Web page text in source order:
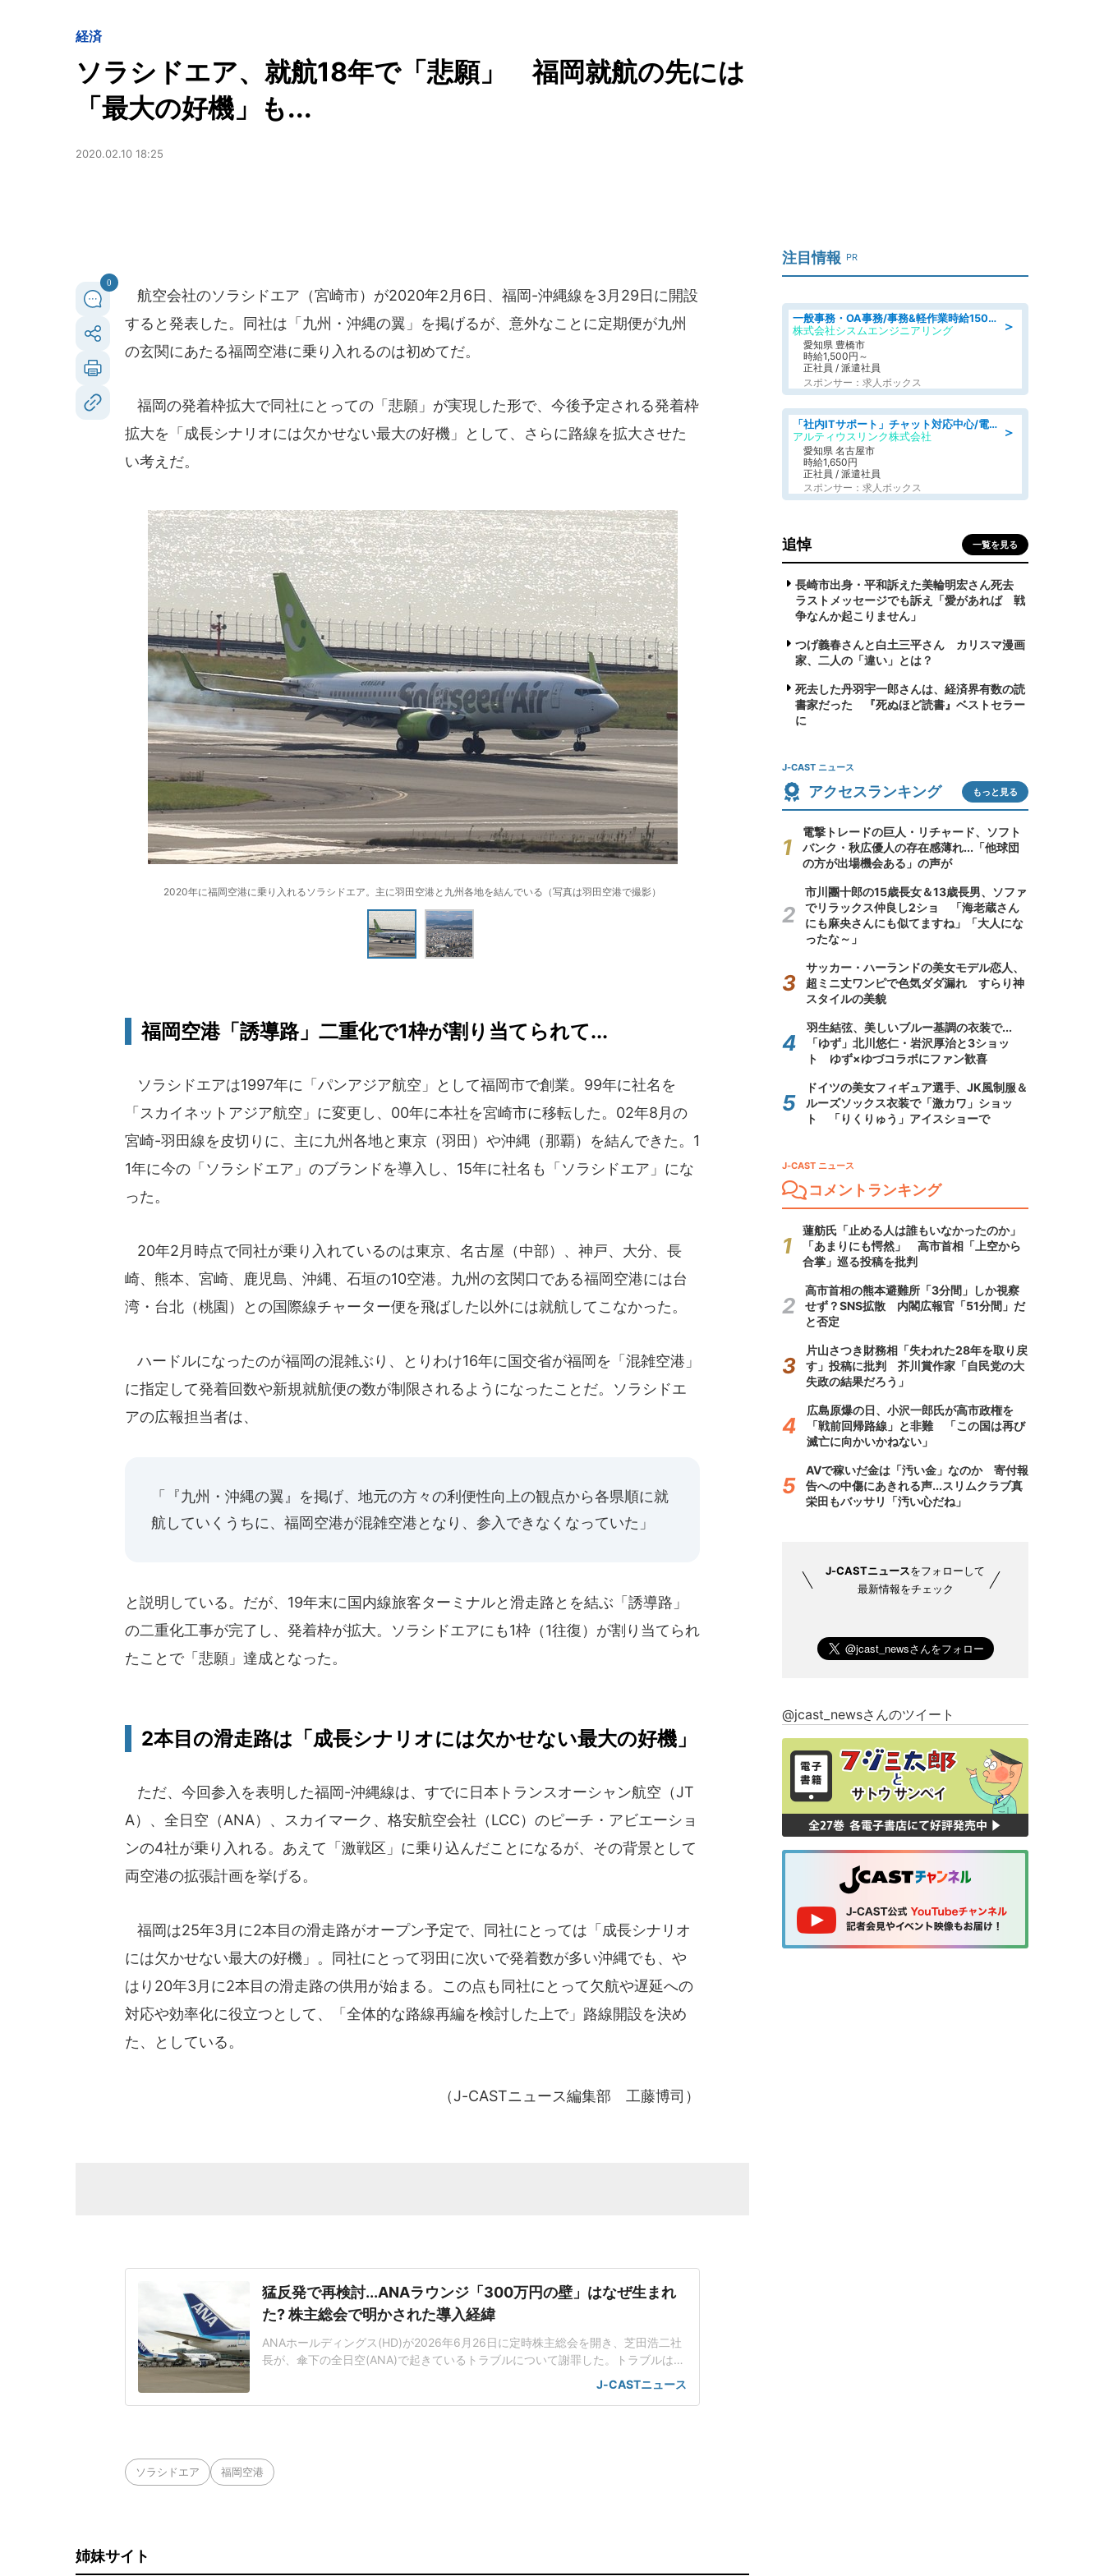
経済
ソラシドエア、就航18年で「悲願」 福岡就航の先には
「最大の好機」も...
2020.02.10 18:25
0
航空会社のソラシドエア（宮崎市）が2020年2月6日、福岡-沖縄線を3月29日に開設
すると発表した。同社は「九州・沖縄の翼」を掲げるが、意外なことに定期便が九州
の玄関にあたる福岡空港に乗り入れるのは初めてだ。
福岡の発着枠拡大で同社にとっての「悲願」が実現した形で、今後予定される発着枠
拡大を「成長シナリオには欠かせない最大の好機」として、さらに路線を拡大させた
い考えだ。
2020年に福岡空港に乗り入れるソラシドエア。主に羽田空港と九州各地を結んでいる（写真は羽田空港で撮影）
福岡空港「誘導路」二重化で1枠が割り当てられて...
ソラシドエアは1997年に「パンアジア航空」として福岡市で創業。99年に社名を
「スカイネットアジア航空」に変更し、00年に本社を宮崎市に移転した。02年8月の
宮崎-羽田線を皮切りに、主に九州各地と東京（羽田）や沖縄（那覇）を結んできた。1
1年に今の「ソラシドエア」のブランドを導入し、15年に社名も「ソラシドエア」にな
った。
20年2月時点で同社が乗り入れているのは東京、名古屋（中部）、神戸、大分、長
崎、熊本、宮崎、鹿児島、沖縄、石垣の10空港。九州の玄関口である福岡空港には台
湾・台北（桃園）との国際線チャーター便を飛ばした以外には就航してこなかった。
ハードルになったのが福岡の混雑ぶり、とりわけ16年に国交省が福岡を「混雑空港」
に指定して発着回数や新規就航便の数が制限されるようになったことだ。ソラシドエ
アの広報担当者は、
「『九州・沖縄の翼』を掲げ、地元の方々の利便性向上の観点から各県順に就
航していくうちに、福岡空港が混雑空港となり、参入できなくなっていた」
と説明している。だが、19年末に国内線旅客ターミナルと滑走路とを結ぶ「誘導路」
の二重化工事が完了し、発着枠が拡大。ソラシドエアにも1枠（1往復）が割り当てられ
たことで「悲願」達成となった。
2本目の滑走路は「成長シナリオには欠かせない最大の好機」
ただ、今回参入を表明した福岡-沖縄線は、すでに日本トランスオーシャン航空（JT
A）、全日空（ANA）、スカイマーク、格安航空会社（LCC）のピーチ・アビエーショ
ンの4社が乗り入れる。あえて「激戦区」に乗り込んだことになるが、その背景として
両空港の拡張計画を挙げる。
福岡は25年3月に2本目の滑走路がオープン予定で、同社にとっては「成長シナリオ
には欠かせない最大の好機」。同社にとって羽田に次いで発着数が多い沖縄でも、や
はり20年3月に2本目の滑走路の供用が始まる。この点も同社にとって欠航や遅延への
対応や効率化に役立つとして、「全体的な路線再編を検討した上で」路線開設を決め
た、としている。
（J-CASTニュース編集部 工藤博司）
猛反発で再検討...ANAラウンジ「300万円の壁」はなぜ生まれ
た? 株主総会で明かされた導入経緯
ANAホールディングス(HD)が2026年6月26日に定時株主総会を開き、芝田浩二社
長が、傘下の全日空(ANA)で起きているトラブルについて謝罪した。トラブルは大
きく2つ。ひとつがラウンジ利用に関わる上級会員制度変更の問題、もうひとつが
国内線の予約・チェックインを行うシステムと運賃制度をめぐる問題だ。前者は
J-CASTニュース
ソラシドエア 福岡空港
姉妹サイト
注目情報 PR
＞
一般事務・OA事務/事務&軽作業時給1500円土日祝休み各種社保完備
株式会社シスムエンジニアリング
愛知県 豊橋市
時給1,500円～
正社員 / 派遣社員
スポンサー：求人ボックス
＞
「社内ITサポート」チャット対応中心/電話少なめ/土日祝休/名古屋市港区
アルティウスリンク株式会社
愛知県 名古屋市
時給1,650円
正社員 / 派遣社員
スポンサー：求人ボックス
追悼 一覧を見る
長崎市出身・平和訴えた美輪明宏さん死去
ラストメッセージでも訴え「愛があれば 戦
争なんか起こりません」
つげ義春さんと白土三平さん カリスマ漫画
家、二人の「違い」とは？
死去した丹羽宇一郎さんは、経済界有数の読
書家だった 『死ぬほど読書』ベストセラー
に
J-CAST ニュース
アクセスランキング もっと見る
電撃トレードの巨人・リチャード、ソフト
バンク・秋広優人の存在感薄れ...「他球団
の方が出場機会ある」の声が
市川團十郎の15歳長女＆13歳長男、ソファ
でリラックス仲良し2ショ 「海老蔵さん
にも麻央さんにも似てますね」「大人にな
ったな～」
サッカー・ハーランドの美女モデル恋人、
超ミニ丈ワンピで色気ダダ漏れ すらり神
スタイルの美貌
羽生結弦、美しいブルー基調の衣装で...
「ゆず」北川悠仁・岩沢厚治と3ショッ
ト ゆず×ゆづコラボにファン歓喜
ドイツの美女フィギュア選手、JK風制服＆
ルーズソックス衣装で「激カワ」ショッ
ト 「りくりゅう」アイスショーで
J-CAST ニュース
コメントランキング
蓮舫氏「止める人は誰もいなかったのか」
「あまりにも愕然」 高市首相「上空から
合掌」巡る投稿を批判
高市首相の熊本避難所「3分間」しか視察
せず？SNS拡散 内閣広報官「51分間」だ
と否定
片山さつき財務相「失われた28年を取り戻
す」投稿に批判 芥川賞作家「自民党の大
失政の結果だろう」
広島原爆の日、小沢一郎氏が高市政権を
「戦前回帰路線」と非難 「この国は再び
滅亡に向かいかねない」
AVで稼いだ金は「汚い金」なのか 寄付報
告への中傷にあきれる声...スリムクラブ真
栄田もバッサリ「汚い心だね」
J-CASTニュースをフォローして
最新情報をチェック
@jcast_newsさんのツイート